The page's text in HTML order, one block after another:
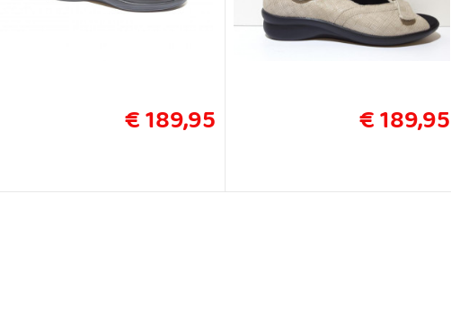
€ 189,95 € 189,95